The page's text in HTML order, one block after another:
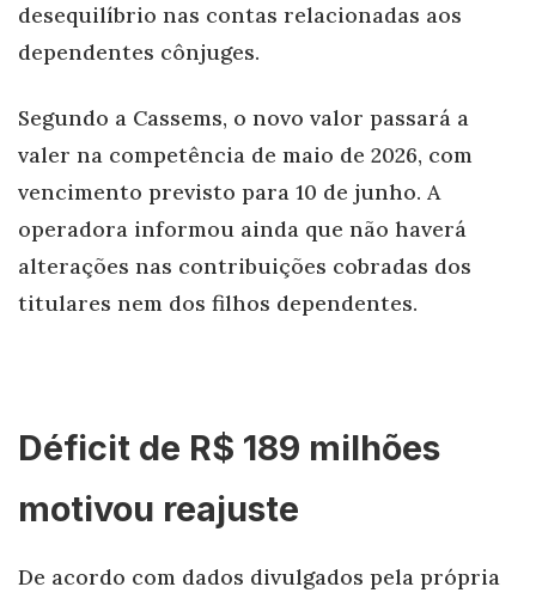
desequilíbrio nas contas relacionadas aos
dependentes cônjuges.
Segundo a Cassems, o novo valor passará a
valer na competência de maio de 2026, com
vencimento previsto para 10 de junho. A
operadora informou ainda que não haverá
alterações nas contribuições cobradas dos
titulares nem dos filhos dependentes.
Déficit de R$ 189 milhões
motivou reajuste
De acordo com dados divulgados pela própria